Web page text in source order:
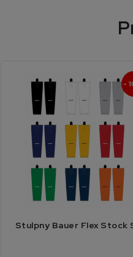
-
Stulpny Bauer Flex Stock